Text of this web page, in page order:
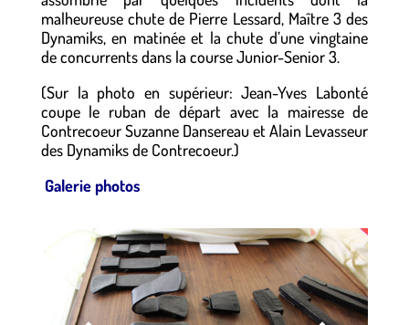
malheureuse chute de Pierre Lessard, Maître 3 des
Dynamiks, en matinée et la chute d’une vingtaine
de concurrents dans la course Junior-Senior 3.
(Sur la photo en supérieur: Jean-Yves Labonté
coupe le ruban de départ avec la mairesse de
Contrecoeur Suzanne Dansereau et Alain Levasseur
des Dynamiks de Contrecoeur.)
Galerie photos